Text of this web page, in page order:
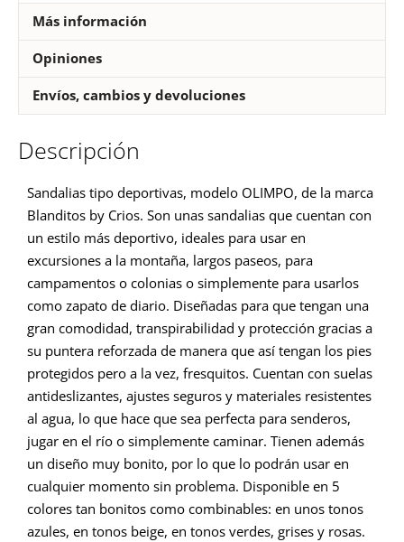
Más información
Opiniones
Envíos, cambios y devoluciones
Descripción
Sandalias tipo deportivas, modelo OLIMPO, de la marca
Blanditos by Crios. Son unas sandalias que cuentan con
un estilo más deportivo, ideales para usar en
excursiones a la montaña, largos paseos, para
campamentos o colonias o simplemente para usarlos
como zapato de diario. Diseñadas para que tengan una
gran comodidad, transpirabilidad y protección gracias a
su puntera reforzada de manera que así tengan los pies
protegidos pero a la vez, fresquitos. Cuentan con suelas
antideslizantes, ajustes seguros y materiales resistentes
al agua, lo que hace que sea perfecta para senderos,
jugar en el río o simplemente caminar. Tienen además
un diseño muy bonito, por lo que lo podrán usar en
cualquier momento sin problema. Disponible en 5
colores tan bonitos como combinables: en unos tonos
azules, en tonos beige, en tonos verdes, grises y rosas.